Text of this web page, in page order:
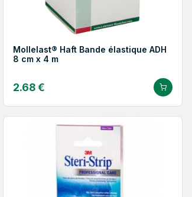
Mollelast® Haft Bande élastique ADH
8 cm x 4 m
2.68 €